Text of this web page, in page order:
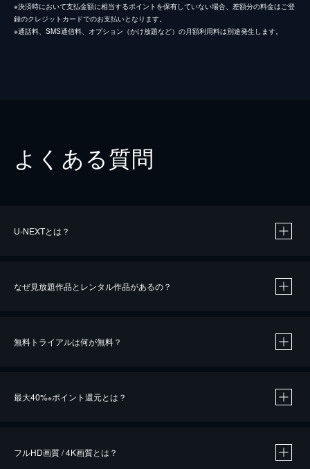
※決済時において支払金額に相当するポイントを保有していない場合、差額分の料金はご登
録のクレジットカードでのお支払いとなります。
※通話料、SMS通信料、オプション（かけ放題など）の月額利用料は別途発生します。
よくある質問
U-NEXTとは？
なぜ見放題作品とレンタル作品があるの？
無料トライアルは何が無料？
最大40%※ポイント還元とは？
フルHD画質 / 4K画質とは？